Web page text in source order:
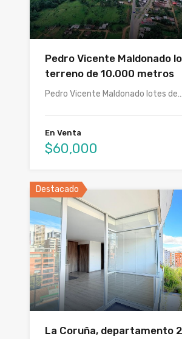
Pedro Vicente Maldonado
terreno de 10.000 metros
Pedro Vicente Maldonado lotes de…
En Venta
$60,000
Destacado
La Coruña, departamento 2